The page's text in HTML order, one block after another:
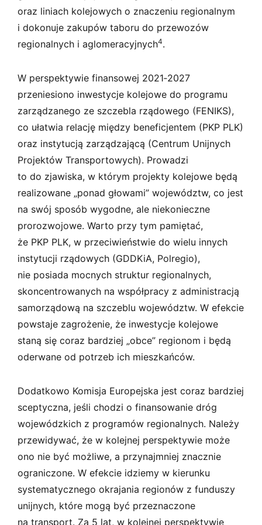
oraz liniach kolejowych o znaczeniu regionalnym
i dokonuje zakupów taboru do przewozów
regionalnych i aglomeracyjnych4.
W perspektywie finansowej 2021‑2027
przeniesiono inwestycje kolejowe do programu
zarządzanego ze szczebla rządowego (FENIKS),
co ułatwia relację między beneficjentem (PKP PLK)
oraz instytucją zarządzającą (Centrum Unijnych
Projektów Transportowych). Prowadzi
to do zjawiska, w którym projekty kolejowe będą
realizowane „ponad głowami” województw, co jest
na swój sposób wygodne, ale niekonieczne
prorozwojowe. Warto przy tym pamiętać,
że PKP PLK, w przeciwieństwie do wielu innych
instytucji rządowych (GDDKiA, Polregio),
nie posiada mocnych struktur regionalnych,
skoncentrowanych na współpracy z administracją
samorządową na szczeblu województw. W efekcie
powstaje zagrożenie, że inwestycje kolejowe
staną się coraz bardziej „obce” regionom i będą
oderwane od potrzeb ich mieszkańców.
Dodatkowo Komisja Europejska jest coraz bardziej
sceptyczna, jeśli chodzi o finansowanie dróg
wojewódzkich z programów regionalnych. Należy
przewidywać, że w kolejnej perspektywie może
ono nie być możliwe, a przynajmniej znacznie
ograniczone. W efekcie idziemy w kierunku
systematycznego okrajania regionów z funduszy
unijnych, które mogą być przeznaczone
na transport. Za 5 lat, w kolejnej perspektywie